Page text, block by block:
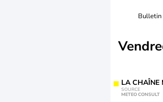
LA CHAÎNE
SOURCE
METEO CONSULT